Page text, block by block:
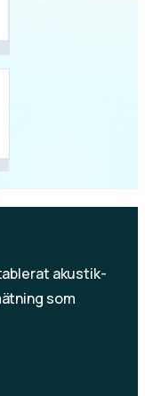
akustik-
som